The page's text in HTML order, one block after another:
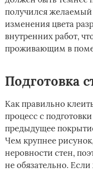
получился желаемый
изменения цвета
внутренних работ,
проживающим в
Подготовка
Как правильно
процесс с
предыдущее
Чем крупнее
неровности стен,
не обязательно.